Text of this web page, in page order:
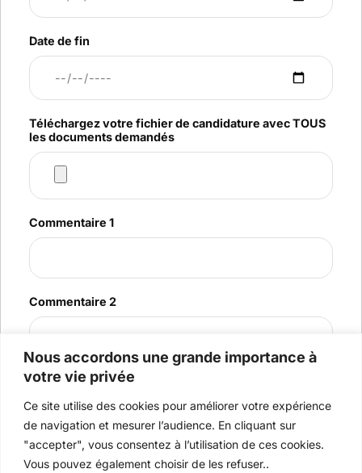
Nous accordons une grande importance à
votre vie privée
Ce site utilise des cookies pour améliorer votre expérience
de navigation et mesurer l’audience. En cliquant sur
"accepter", vous consentez à l’utilisation de ces cookies.
Vous pouvez également choisir de les refuser..
Date de fin
Téléchargez votre fichier de candidature avec TOUS
les documents demandés
Commentaire 1
Commentaire 2
By using this form you agree with the storage and